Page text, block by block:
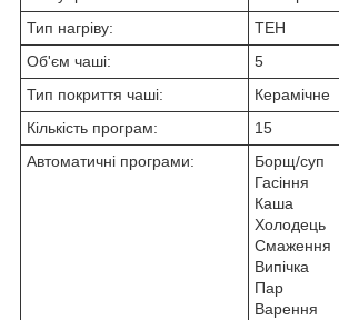
Тип нагріву:
ТЕН
Об'єм чаші:
5
Тип покриття чаші:
Керамічне
Кількість програм:
15
Автоматичні програми:
Борщ/суп
Гасіння
Каша
Холодець
Смаження
Випічка
Пар
Варення